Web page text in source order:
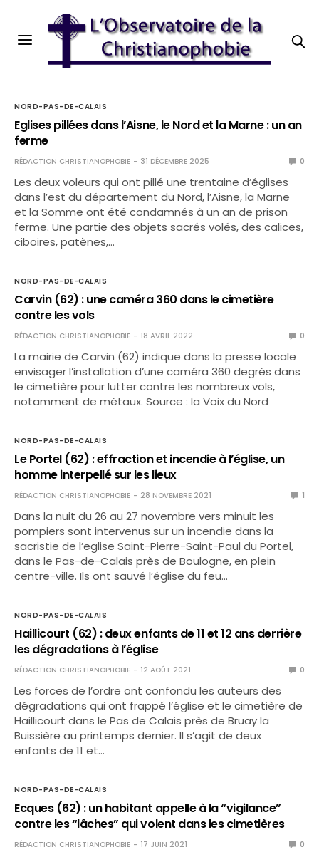
NORD-PAS-DE-CALAIS
Eglises pillées dans l’Aisne, le Nord et la Marne : un an
ferme
RÉDACTION CHRISTIANOPHOBIE 31 DÉCEMBRE 2025 0
Les deux voleurs qui ont pillé une trentaine d’églises
dans l’est du département du Nord, l’Aisne, la Marne
et la Somme ont été condamnés à un an de prison
ferme. Une partie des objets sacrés volés, des calices,
ciboires, patènes,…
NORD-PAS-DE-CALAIS
Carvin (62) : une caméra 360 dans le cimetière
contre les vols
RÉDACTION CHRISTIANOPHOBIE 18 AVRIL 2022 0
La mairie de Carvin (62) indique dans la presse locale
envisager l’installation d’une caméra 360 degrés dans
le cimetière pour lutter contre les nombreux vols,
notamment de métaux. Source : la Voix du Nord
NORD-PAS-DE-CALAIS
Le Portel (62) : effraction et incendie à l’église, un
homme interpellé sur les lieux
RÉDACTION CHRISTIANOPHOBIE 28 NOVEMBRE 2021 1
Dans la nuit du 26 au 27 novembre vers minuit les
pompiers sont intervenus sur un incendie dans la
sacristie de l’eglise Saint-Pierre-Saint-Paul du Portel,
dans le Pas-de-Calais près de Boulogne, en plein
centre-ville. Ils ont sauvé l’église du feu…
NORD-PAS-DE-CALAIS
Haillicourt (62) : deux enfants de 11 et 12 ans derrière
les dégradations à l’église
RÉDACTION CHRISTIANOPHOBIE 12 AOÛT 2021 0
Les forces de l’ordre ont confondu les auteurs des
dégradations qui ont frappé l’église et le cimetière de
Haillicourt dans le Pas de Calais près de Bruay la
Buissière au printemps dernier. Il s’agit de deux
enfants de 11 et…
NORD-PAS-DE-CALAIS
Ecques (62) : un habitant appelle à la “vigilance”
contre les “lâches” qui volent dans les cimetières
RÉDACTION CHRISTIANOPHOBIE 17 JUIN 2021 0